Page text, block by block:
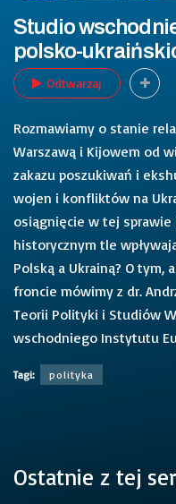
Studio
polsko-
Odtwarzaj
Rozmawiamy o stanie
Warszawą i Kijowem od
zakazu poszukiwań i
wojen i konfliktów na
osiągnięcie w tej sprawie
historycznym tle
Polską a Ukrainą? O tym,
froncie mówimy z dr.
Teorii Polityki i Studiów
wschodniego Instytutu
Tagi: polityka
Ostatnie z tej